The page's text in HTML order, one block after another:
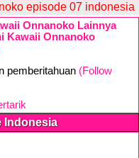
episode 07 indonesia
Onnanoko Lainnya
Kawaii Onnanoko
pemberitahuan (Follow
Indonesia